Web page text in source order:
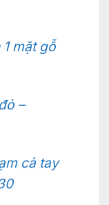
mặt gỗ
–
cả tay